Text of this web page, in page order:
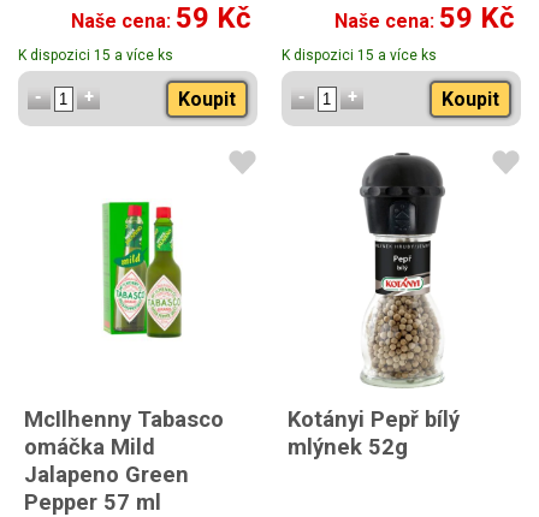
Naše cena: 59 Kč
K dispozici 15 a více ks
Koupit
Naše cena: 59 Kč
K dispozici 15 a více ks
Koupit
McIlhenny Tabasco
omáčka Mild
Jalapeno Green
Pepper 57 ml
Kotányi Pepř bílý
mlýnek 52g